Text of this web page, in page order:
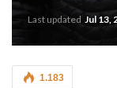
Last updated Jul 13,
1.183